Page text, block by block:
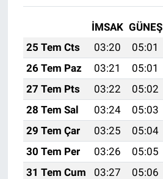
İMSAK GÜNEŞ
25 Tem Cts
03:20 05:01
26 Tem Paz
03:21 05:01
27 Tem Pts
03:22 05:02
28 Tem Sal
03:24 05:03
29 Tem Çar
03:25 05:04
30 Tem Per
03:26 05:05
31 Tem Cum
03:27 05:06